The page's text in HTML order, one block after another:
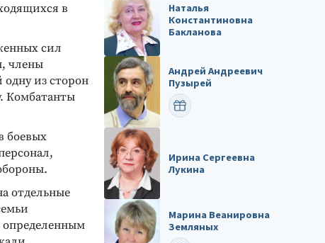
в
сил
члены
из сторон
Комбатанты
боевых
отдельные
определенным
Наталья
Константиновна
Бакланова
Андрей Андреевич
Пузырей
ПОЗДРАВИТЬ
Ирина Сергеевна
Лукина
Марина Веанировна
Земляных